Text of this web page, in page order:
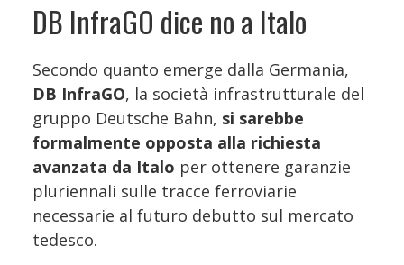
DB InfraGO dice no a Italo
Secondo quanto emerge dalla Germania,
DB InfraGO, la società infrastrutturale del
gruppo Deutsche Bahn, si sarebbe
formalmente opposta alla richiesta
avanzata da Italo per ottenere garanzie
pluriennali sulle tracce ferroviarie
necessarie al futuro debutto sul mercato
tedesco.